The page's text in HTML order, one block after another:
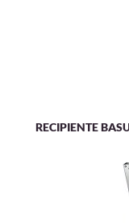
RECIPIENTE